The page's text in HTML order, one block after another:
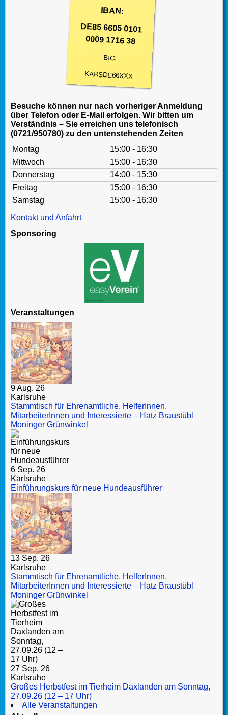
IBAN:
DE85 6605 0101
0009 1716 38
BIC:
KARSDE66XXX
Besuche können nur nach vorheriger Anmeldung
über Telefon oder E-Mail erfolgen. Wir bitten um
Verständnis – Sie erreichen uns telefonisch
(0721/950780) zu den untenstehenden Zeiten
Montag
15:00 - 16:30
Mittwoch
15:00 - 16:30
Donnerstag
14:00 - 15:30
Freitag
15:00 - 16:30
Samstag
15:00 - 16:30
Kontakt und Anfahrt
Sponsoring
Veranstaltungen
9 Aug. 26
Karlsruhe
Stammtisch für Ehrenamtliche, HelferInnen,
MitarbeiterInnen und Interessierte – Hatz Braustübl
Moninger Grünwinkel
6 Sep. 26
Karlsruhe
Einführungskurs für neue Hundeausführer
13 Sep. 26
Karlsruhe
Stammtisch für Ehrenamtliche, HelferInnen,
MitarbeiterInnen und Interessierte – Hatz Braustübl
Moninger Grünwinkel
27 Sep. 26
Karlsruhe
Großes Herbstfest im Tierheim Daxlanden am Sonntag,
27.09.26 (12 – 17 Uhr)
Alle Veranstaltungen